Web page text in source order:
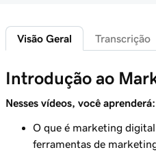
Aula 6 (de 7)
Aula 7 (de 7)
Conecte uma conta
Visão Geral Transcrição
Introdução ao
Nesses vídeos, você aprenderá:
O que é marketing digital
ferramentas de